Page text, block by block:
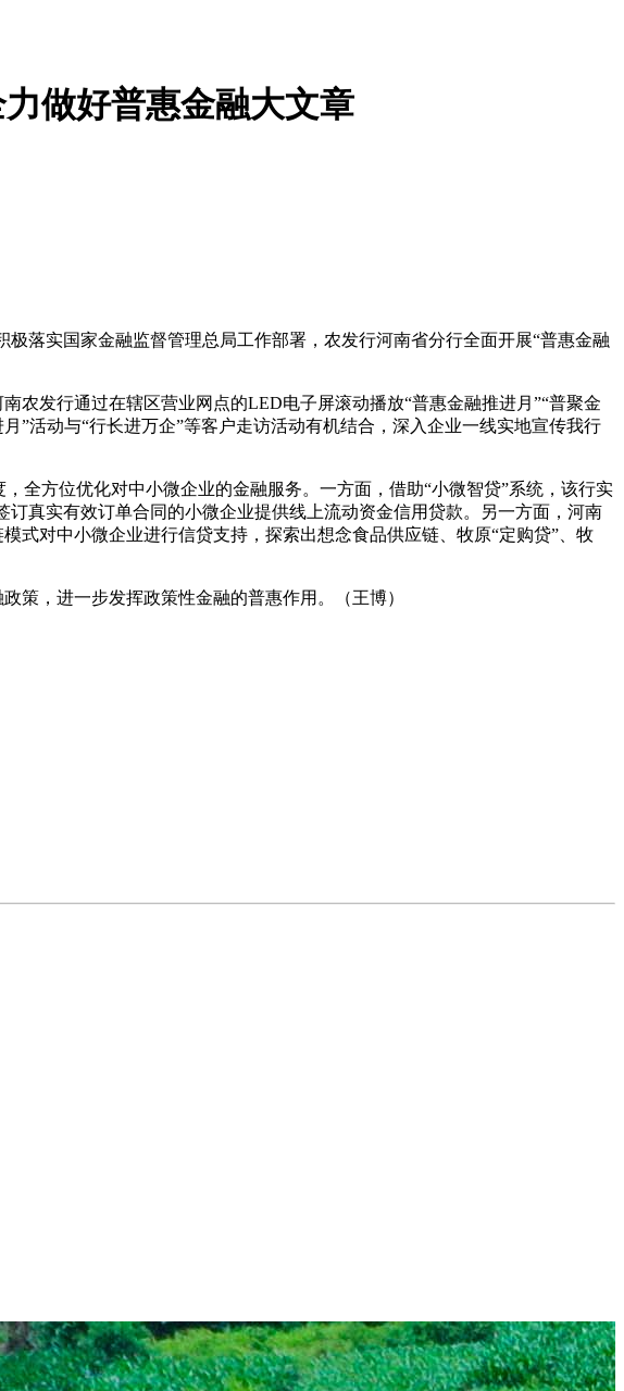
做好普惠金融大文章
落实国家金融监督管理总局工作部署，农发行河南省分行全面开展“普惠金融
农发行通过在辖区营业网点的LED电子屏滚动播放“普惠金融推进月”“普聚金
”活动与“行长进万企”等客户走访活动有机结合，深入企业一线实地宣传我行
全方位优化对中小微企业的金融服务。一方面，借助“小微智贷”系统，该行实
真实有效订单合同的小微企业提供线上流动资金信用贷款。另一方面，河南
式对中小微企业进行信贷支持，探索出想念食品供应链、牧原“定购贷”、牧
策，进一步发挥政策性金融的普惠作用。（王博）